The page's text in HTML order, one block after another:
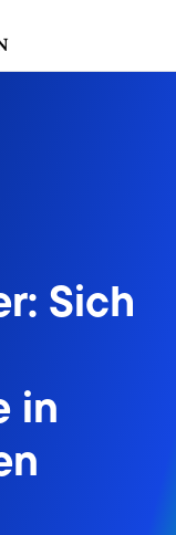
Sich
in